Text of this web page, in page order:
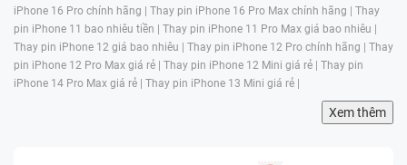
iPhone 16 Pro chính hãng | Thay pin iPhone 16 Pro Max chính hãng | Thay
pin iPhone 11 bao nhiêu tiền | Thay pin iPhone 11 Pro Max giá bao nhiêu |
Thay pin iPhone 12 giá bao nhiêu | Thay pin iPhone 12 Pro chính hãng | Thay
pin iPhone 12 Pro Max giá rẻ | Thay pin iPhone 12 Mini giá rẻ | Thay pin
iPhone 14 Pro Max giá rẻ | Thay pin iPhone 13 Mini giá rẻ |
Xem thêm